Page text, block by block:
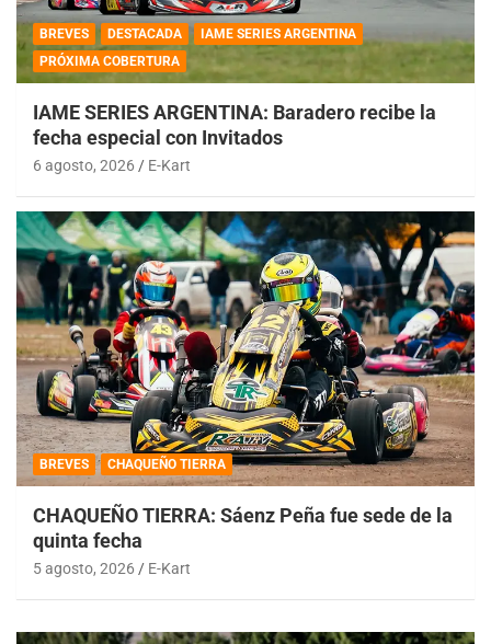
BREVES DESTACADA
IAME SERIES ARGENTINA
PRÓXIMA COBERTURA
IAME SERIES ARGENTINA: Baradero recibe la
fecha especial con Invitados
6 agosto, 2026 E-Kart
BREVES CHAQUEÑO TIERRA
CHAQUEÑO TIERRA: Sáenz Peña fue sede de la
quinta fecha
5 agosto, 2026 E-Kart